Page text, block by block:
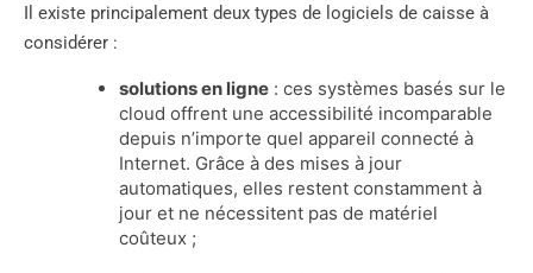
Il existe principalement deux types de logiciels de caisse à
considérer :
solutions en ligne : ces systèmes basés sur le
cloud offrent une accessibilité incomparable
depuis n’importe quel appareil connecté à
Internet. Grâce à des mises à jour
automatiques, elles restent constamment à
jour et ne nécessitent pas de matériel
coûteux ;